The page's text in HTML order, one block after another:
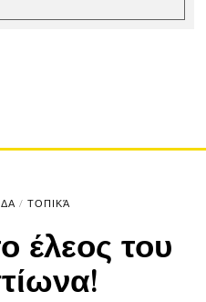
/ ΤΟΠΙΚΆ
έλεος του